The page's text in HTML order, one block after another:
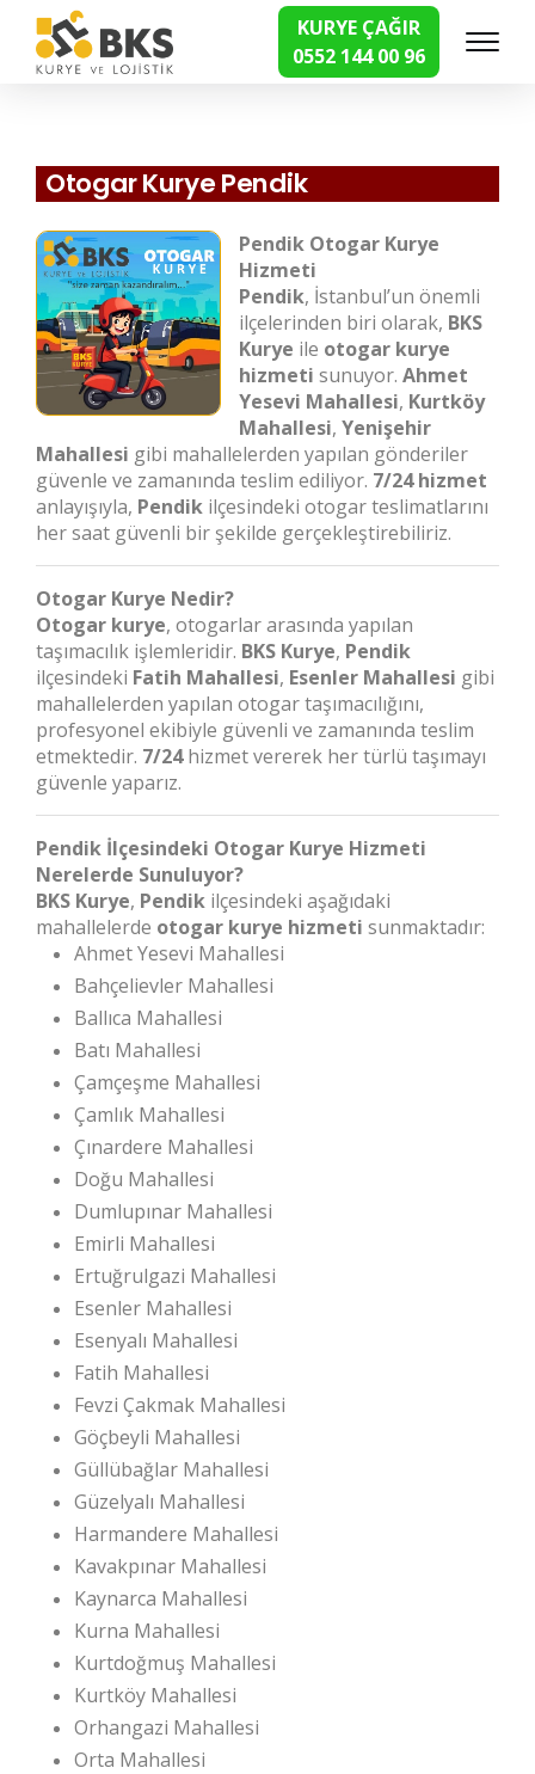
KURYE ÇAĞIR
0552 144 00 96
Hızlı Kurye Hizmetleri
Otogar Kurye Pendik
Pendik Otogar Kurye
Hizmeti
Pendik, İstanbul’un önemli
ilçelerinden biri olarak, BKS
Kurye ile otogar kurye
hizmeti sunuyor.Ahmet
Yesevi Mahallesi, Kurtköy
Mahallesi,Yenişehir
Mahallesi gibi mahallelerden yapılan gönderiler
güvenle ve zamanında teslim ediliyor. 7/24 hizmet
anlayışıyla, Pendik ilçesindeki otogar teslimatlarını
her saat güvenli bir şekilde gerçekleştirebiliriz.
Otogar Kurye Nedir?
Otogar kurye, otogarlar arasında yapılan
taşımacılık işlemleridir. BKS Kurye, Pendik
ilçesindeki Fatih Mahallesi, Esenler Mahallesi gibi
mahallelerden yapılan otogar taşımacılığını,
profesyonel ekibiyle güvenli ve zamanında teslim
etmektedir. 7/24hizmet vererek her türlü taşımayı
güvenle yaparız.
Pendik İlçesindeki Otogar Kurye Hizmeti
Nerelerde Sunuluyor?
BKS Kurye, Pendik ilçesindeki aşağıdaki
mahallelerde otogar kurye hizmeti sunmaktadır:
Ahmet Yesevi Mahallesi
Bahçelievler Mahallesi
Ballıca Mahallesi
Batı Mahallesi
Çamçeşme Mahallesi
Çamlık Mahallesi
Çınardere Mahallesi
Doğu Mahallesi
Dumlupınar Mahallesi
Emirli Mahallesi
Ertuğrulgazi Mahallesi
Esenler Mahallesi
Esenyalı Mahallesi
Fatih Mahallesi
Fevzi Çakmak Mahallesi
Göçbeyli Mahallesi
Güllübağlar Mahallesi
Güzelyalı Mahallesi
Harmandere Mahallesi
Kavakpınar Mahallesi
Kaynarca Mahallesi
Kurna Mahallesi
Kurtdoğmuş Mahallesi
Kurtköy Mahallesi
Orhangazi Mahallesi
Orta Mahallesi